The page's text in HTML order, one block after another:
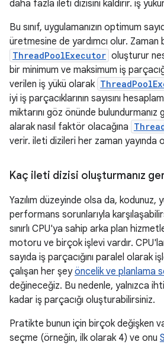
daha fazla ileti dizisini kaldırır. iş
Bu sınıf, uygulamanızın optimum
üretmesine de yardımcı olur. Zaman
ThreadPoolExecutor oluşturur
bir minimum ve maksimum iş
verilen iş yükü olarak
iyi iş parçacıklarının sayısını
miktarını göz önünde bulundurmanız
alarak nasıl faktör olacağına
verir. ileti dizileri her zaman yayında
Kaç ileti dizisi oluşturmanız
Yazılım düzeyinde olsa da,
performans sorunlarıyla
sınırlı CPU'ya sahip arka plan
motoru ve birçok işlevi vardır.
sayıda iş parçacığını paralel olarak
çalışan her şeyöncelik ve planlama
değineceğiz. Bu nedenle, yalnızca
kadar iş parçacığı oluşturabilirsiniz.
Pratikte bunun için birçok değişken
seçme (örneğin, ilk olarak 4) ve onu